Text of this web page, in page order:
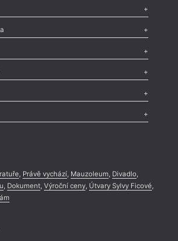
Dokumenty
,Sloupek,Pozvánka,Literární soutěž,
,Celá rubrika
, Právě vychází, Mauzoleum, Divadlo,
, Dokument, Výroční ceny, Útvary Sylvy Ficové,